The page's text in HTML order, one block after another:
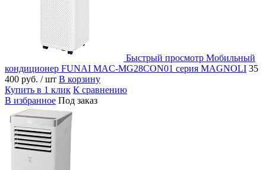
Быстрый просмотр Мобильный
кондиционер FUNAI MAC-MG28CON01 серия MAGNOLI 35
400 руб. / шт В корзину
Купить в 1 клик К сравнению
В избранное Под заказ